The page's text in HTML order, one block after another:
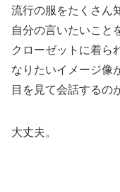
流行の服をたくさん
自分の言いたいこと
クローゼットに着ら
なりたいイメージ像
目を見て会話するの
大丈夫。